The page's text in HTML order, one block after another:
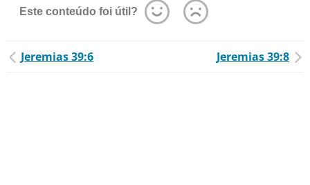
Este conteúdo foi útil?
Jeremias 39:6 Jeremias 39:8